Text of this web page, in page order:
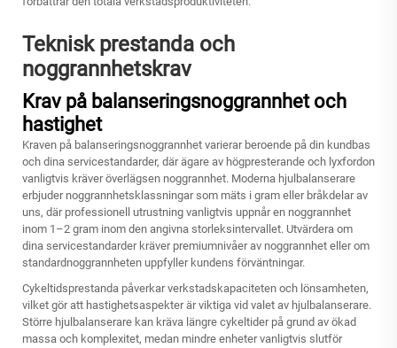
Teknisk prestanda och
noggrannhetskrav
Krav på balanseringsnoggrannhet och
hastighet
Kraven på balanseringsnoggrannhet varierar beroende på din kundbas
och dina servicestandarder, där ägare av högpresterande och lyxfordon
vanligtvis kräver överlägsen noggrannhet. Moderna hjulbalanserare
erbjuder noggrannhetsklassningar som mäts i gram eller bråkdelar av
uns, där professionell utrustning vanligtvis uppnår en noggrannhet
inom 1–2 gram inom den angivna storleksintervallet. Utvärdera om
dina servicestandarder kräver premiumnivåer av noggrannhet eller om
standardnoggrannheten uppfyller kundens förväntningar.
Cykeltidsprestanda påverkar verkstadskapaciteten och lönsamheten,
vilket gör att hastighetsaspekter är viktiga vid valet av hjulbalanserare.
Större hjulbalanserare kan kräva längre cykeltider på grund av ökad
massa och komplexitet, medan mindre enheter vanligtvis slutför